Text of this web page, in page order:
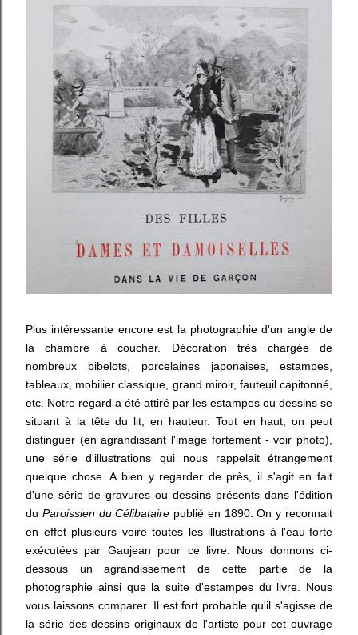
Plus intéressante encore est la photographie d'un angle de
la chambre à coucher. Décoration très chargée de
nombreux bibelots, porcelaines japonaises, estampes,
tableaux, mobilier classique, grand miroir, fauteuil capitonné,
etc. Notre regard a été attiré par les estampes ou dessins se
situant à la tête du lit, en hauteur. Tout en haut, on peut
distinguer (en agrandissant l'image fortement - voir photo),
une série d'illustrations qui nous rappelait étrangement
quelque chose. A bien y regarder de près, il s'agit en fait
d'une série de gravures ou dessins présents dans l'édition
du Paroissien du Célibataire publié en 1890. On y reconnait
en effet plusieurs voire toutes les illustrations à l'eau-forte
exécutées par Gaujean pour ce livre. Nous donnons ci-
dessous un agrandissement de cette partie de la
photographie ainsi que la suite d'estampes du livre. Nous
vous laissons comparer. Il est fort probable qu'il s'agisse de
la série des dessins originaux de l'artiste pour cet ouvrage